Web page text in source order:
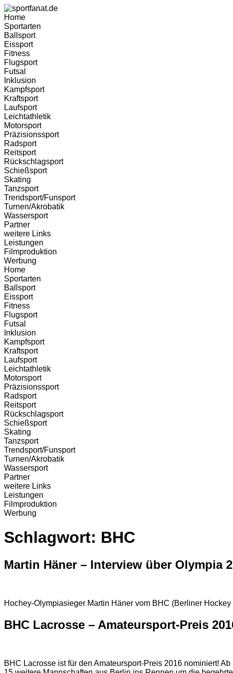
Home
Sportarten
Ballsport
Eissport
Fitness
Flugsport
Futsal
Inklusion
Kampfsport
Kraftsport
Laufsport
Leichtathletik
Motorsport
Präzisionssport
Radsport
Reitsport
Rückschlagsport
Schießsport
Skating
Tanzsport
Trendsport/Funsport
Turnen/Akrobatik
Wassersport
Partner
weitere Links
Leistungen
Filmproduktion
Werbung
Home
Sportarten
Ballsport
Eissport
Fitness
Flugsport
Futsal
Inklusion
Kampfsport
Kraftsport
Laufsport
Leichtathletik
Motorsport
Präzisionssport
Radsport
Reitsport
Rückschlagsport
Schießsport
Skating
Tanzsport
Trendsport/Funsport
Turnen/Akrobatik
Wassersport
Partner
weitere Links
Leistungen
Filmproduktion
Werbung
Schlagwort: BHC
Martin Häner – Interview über Olympia
Hochey-Olympiasieger Martin Häner vom BHC (Berliner
BHC Lacrosse – Amateursport-Preis
BHC Lacrosse ist für den Amateursport-Preis 2016 nominiert!